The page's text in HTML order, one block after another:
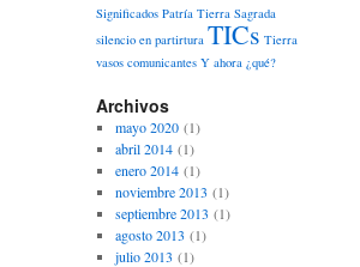
Significados Patría Tierra Sagrada
silencio en partirtura TICs Tierra
vasos comunicantes Y ahora ¿qué?
Archivos
mayo 2020(1)
abril 2014(1)
enero 2014(1)
noviembre 2013 (1)
septiembre 2013 (1)
agosto 2013 (1)
julio 2013 (1)